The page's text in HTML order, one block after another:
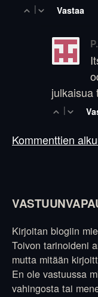
| Vastaa
julkaisua
|
Kommenttien
Kirjoitan blogiin
Toivon tarinoideni
mutta mitään
En ole vastuussa
vahingosta tai